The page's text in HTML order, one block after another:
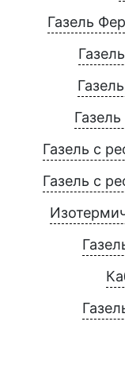
Газель
Газель с
Газель с